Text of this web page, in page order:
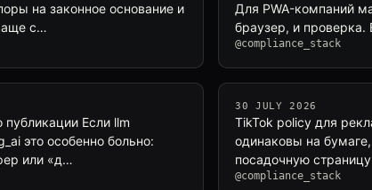
на законное основание и
с…
Для PWA-компаний
браузер, и
@compliance_stack
Если llm
это особенно больно:
или «д…
30 JULY 2026
TikTok policy для
одинаковы на
посадочную
@compliance_stack